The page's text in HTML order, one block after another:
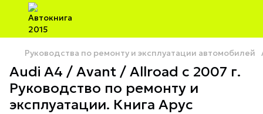
Руководства по ремонту и эксплуатации автомобилей
Audi A4 / Avant / Allroad с 2007 г.
Руководство по ремонту и
эксплуатации. Книга Арус